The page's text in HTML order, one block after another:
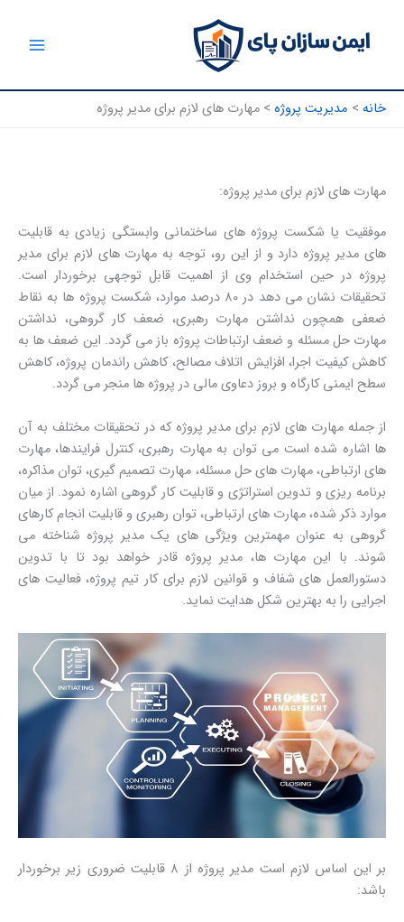
خانه مدیریت پروژه مهارت های لازم برای مدیر پروژه
مهارت های لازم برای مدیر پروژه:
موفقیت یا شکست پروژه های ساختمانی وابستگی زیادی به قابلیت
های مدیر پروژه دارد و از این رو، توجه به مهارت های لازم برای مدیر
پروژه در حین استخدام وی از اهمیت قابل توجهی برخوردار است.
تحقیقات نشان می دهد در 80 درصد موارد، شکست پروژه ها به نقاط
ضعفی همچون نداشتن مهارت رهبری، ضعف کار گروهی، نداشتن
مهارت حل مسئله و ضعف ارتباطات پروژه باز می گردد. این ضعف ها به
کاهش کیفیت اجرا، افزایش اتلاف مصالح، کاهش راندمان پروژه، کاهش
سطح ایمنی کارگاه و بروز دعاوی مالی در پروژه ها منجر می گردد.
از جمله مهارت های لازم برای مدیر پروژه که در تحقیقات مختلف به آن
ها اشاره شده است می توان به مهارت رهبری، کنترل فرایندها، مهارت
های ارتباطی، مهارت های حل مسئله، مهارت تصمیم گیری، توان مذاکره،
برنامه ریزی و تدوین استراتژی و قابلیت کار گروهی اشاره نمود. از میان
موارد ذکر شده، مهارت های ارتباطی، توان رهبری و قابلیت انجام کارهای
گروهی به عنوان مهمترین ویژگی های یک مدیر پروژه شناخته می
شوند. با این مهارت ها، مدیر پروژه قادر خواهد بود تا با تدوین
دستورالعمل های شفاف و قوانین لازم برای کار تیم پروژه، فعالیت های
اجرایی را به بهترین شکل هدایت نماید.
بر این اساس لازم است مدیر پروژه از 8 قابلیت ضروری زیر برخوردار
باشد: